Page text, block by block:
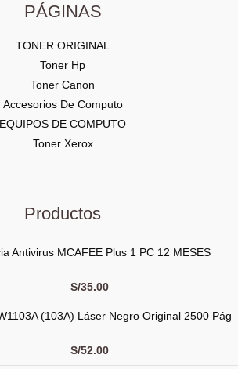
PÁGINAS
TONER ORIGINAL
Toner Hp
Toner Canon
Accesorios De Computo
EQUIPOS DE COMPUTO
Toner Xerox
Productos
Antivirus MCAFEE Plus 1 PC 12 MESES
S/35.00
(103A) Láser Negro Original 2500 Pág
S/52.00